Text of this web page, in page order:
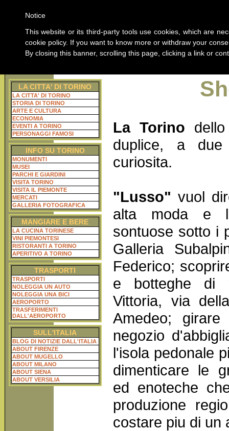
LA CITTA' DI TORINO
LA CITTA' DI TORINO
STORIA DI TORINO
ARTE E CULTURA
ECONOMIA
EVENTI A TORINO
PERSONAGGI FAMOSI
INFO SU TORINO
MONUMENTI
MUSEI
PARCHI E GIARDINI
VISITA TORINO
VISITA IL PIEMONTE
MERCATI
GALLERIA FOTOGRAFICA
MANGIARE E BERE
LA CUCINA TORINESE
VINI PIEMONTESI
RISTORANTI A TORINO
APERITIVO A TORINO
TRASPORTI
TRASPORTI
NOLEGGIA UN AUTO
NOLEGGIA UNA BICI
AEROPORTO
TRASFERIMENTI
DALL'AEROPORTO
SULL'ITALIA
BLOG DI NOTIZIE DALL'ITALIA
ABOUT FIRENZE
ABOUT MUGELLO
ABOUT MILANO
ABOUT SIENA
ABOUT VERSILIA
La Torino
duplice, a
curiosita.
"Lusso" vuol
alta moda e
sontuose sotto i
Galleria
Federico;
e botteghe di
Vittoria, via
Amedeo;
negozio
l'isola pedonale
dimenticare le
ed enoteche
produzione
costare piu di un
Notice
This website or its third-party tools use cookies, which are
cookie policy. If you want to know more or withdraw your
By closing this banner, scrolling this page, clicking a link or